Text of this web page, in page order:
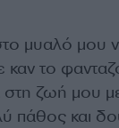
μυαλό μου
το
ζωή μου με
πάθος και